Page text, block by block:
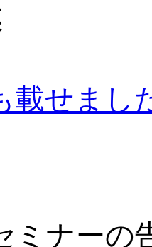
載せまし
ミナーの